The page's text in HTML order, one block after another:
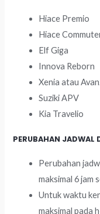
Hiace Premio
Hiace
Elf Giga
Innova Reborn
Xenia atau
Suziki APV
Kia Travelio
PERUBAHAN JADWAL
Perubahan
maksimal 6 jam
Untuk waktu
maksimal pada